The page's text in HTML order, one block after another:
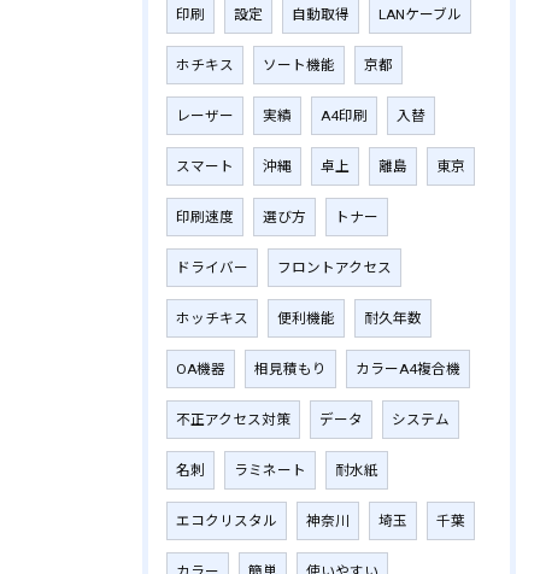
印刷 設定 自動取得 LANケーブル
ホチキス ソート機能 京都
レーザー 実績 A4印刷 入替
スマート 沖縄 卓上 離島 東京
印刷速度 選び方 トナー
ドライバー フロントアクセス
ホッチキス 便利機能 耐久年数
OA機器 相見積もり カラーA4複合機
不正アクセス対策 データ システム
名刺 ラミネート 耐水紙
エコクリスタル 神奈川 埼玉 千葉